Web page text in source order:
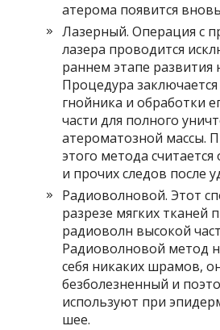
атерома появится
Лазерный. Операция с
лазера проводится
раннем этапе развития
Процедура
гнойника и обработки
части для полного
атероматозной массы.
этого метода считается
и прочих следов после
Радиоволновой. Этот
разрезе мягких
радиоволн высокой
Радиоволновой метод
себя никаких шрамов,
безболезненный и
используют при
шее.